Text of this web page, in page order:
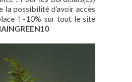
la possibilité d’avoir accès
! -10% sur tout le site